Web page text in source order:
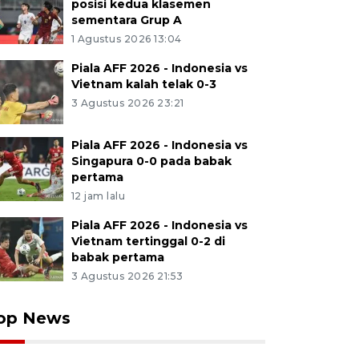
posisi kedua klasemen
sementara Grup A
1 Agustus 2026 13:04
Piala AFF 2026 - Indonesia vs
Vietnam kalah telak 0-3
3 Agustus 2026 23:21
Piala AFF 2026 - Indonesia vs
Singapura 0-0 pada babak
pertama
12 jam lalu
Piala AFF 2026 - Indonesia vs
Vietnam tertinggal 0-2 di
babak pertama
3 Agustus 2026 21:53
News